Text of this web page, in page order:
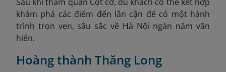
khám phá các điểm đến lân cận để có một hành
trình trọn vẹn, sâu sắc về Hà Nội ngàn năm văn
hiến.
Hoàng thành Thăng Long